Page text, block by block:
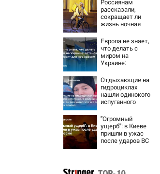
Россиянам
рассказали,
сокращает ли
жизнь ночная
Европа не знает,
что делать с
миром на
Украине:
грозит для нее
хаосом
Отдыхающие на
гидроциклах
нашли одинокого
испуганного
лодке: он
рассказал, что
его папа нырнул и
пропал
"Огромный
ущерб": в Киеве
пришли в ужас
после ударов ВС